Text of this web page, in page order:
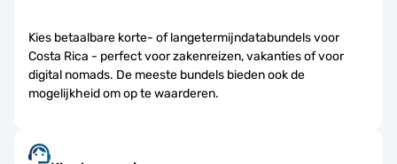
Kies betaalbare korte- of langetermijndatabundels voor
Costa Rica - perfect voor zakenreizen, vakanties of voor
digital nomads. De meeste bundels bieden ook de
mogelijkheid om op te waarderen.